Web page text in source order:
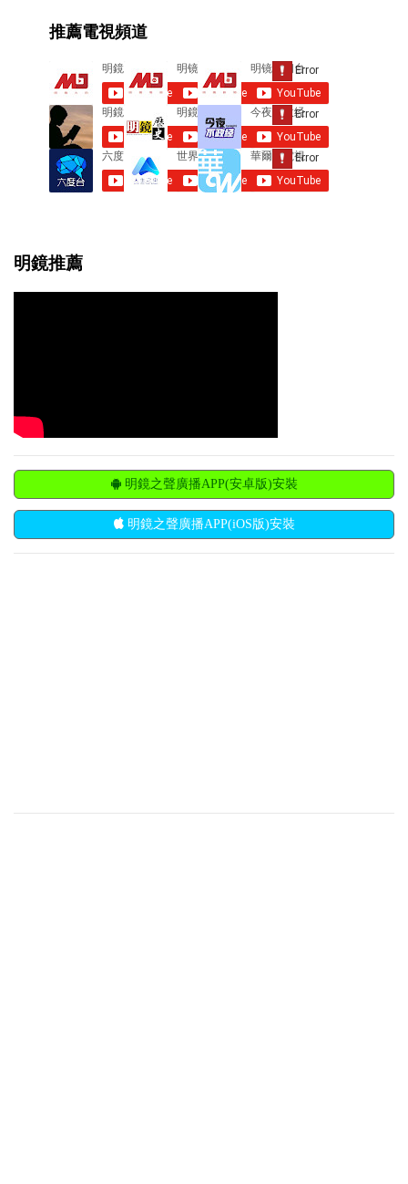
n
t
s
推薦電視頻道
明鏡推薦
明鏡之聲廣播APP(安卓版)安裝
明鏡之聲廣播APP(iOS版)安裝